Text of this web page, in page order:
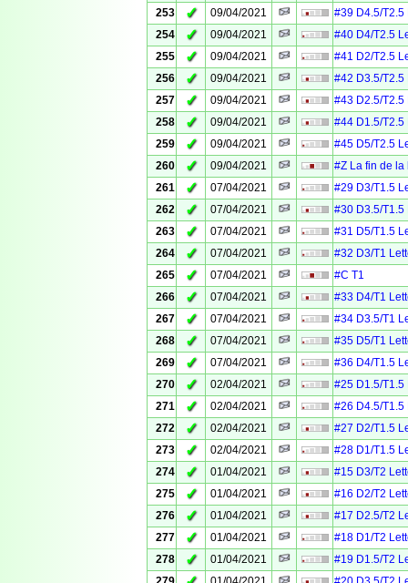
253
✓ 09/04/2021
#39 D4.5/T2.5
254
✓ 09/04/2021
#40 D4/T2.5
255
✓ 09/04/2021
#41 D2/T2.5
256
✓ 09/04/2021
#42 D3.5/T2.5
257
✓ 09/04/2021
#43 D2.5/T2.5
258
✓ 09/04/2021
#44 D1.5/T2.5
259
✓ 09/04/2021
#45 D5/T2.5
260
✓ 09/04/2021
#Z La fin de la
261
✓ 07/04/2021
#29 D3/T1.5
262
✓ 07/04/2021
#30 D3.5/T1.5
263
✓ 07/04/2021
#31 D5/T1.5
264
✓ 07/04/2021
#32 D3/T1
265
✓ 07/04/2021
#C T1
266
✓ 07/04/2021
#33 D4/T1
267
✓ 07/04/2021
#34 D3.5/T1
268
✓ 07/04/2021
#35 D5/T1
269
✓ 07/04/2021
#36 D4/T1.5
270
✓ 02/04/2021
#25 D1.5/T1.5
271
✓ 02/04/2021
#26 D4.5/T1.5
272
✓ 02/04/2021
#27 D2/T1.5
273
✓ 02/04/2021
#28 D1/T1.5
274
✓ 01/04/2021
#15 D3/T2
275
✓ 01/04/2021
#16 D2/T2
276
✓ 01/04/2021
#17 D2.5/T2
277
✓ 01/04/2021
#18 D1/T2
278
✓ 01/04/2021
#19 D1.5/T2